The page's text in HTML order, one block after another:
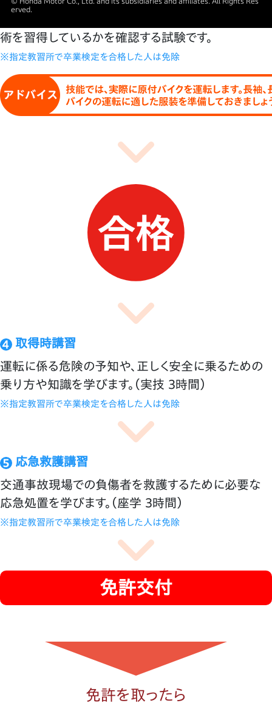
erved.
術を習得しているかを確認する試験です。
※指定教習所で卒業検定を合格した人は免除
取得時講習
運転に係る危険の予知や、正しく安全に乗るための
乗り方や知識を学びます。（実技 ３時間）
※指定教習所で卒業検定を合格した人は免除
応急救護講習
交通事故現場での負傷者を救護するために必要な
応急処置を学びます。（座学 ３時間）
※指定教習所で卒業検定を合格した人は免除
免許交付
免許を取ったら